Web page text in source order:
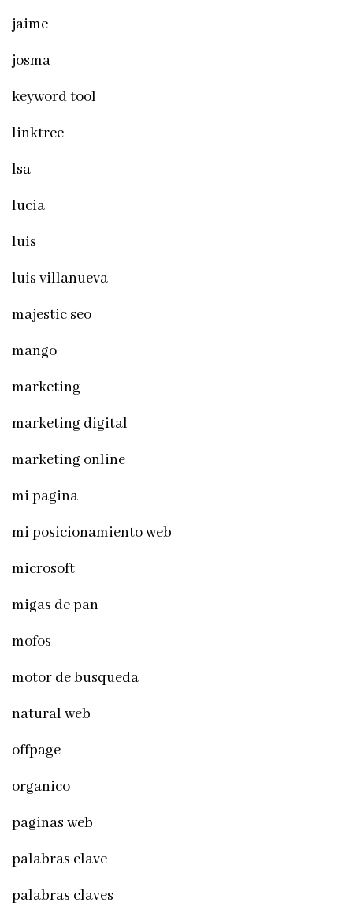
jaime
josma
keyword tool
linktree
lsa
lucia
luis
luis villanueva
majestic seo
mango
marketing
marketing digital
marketing online
mi pagina
mi posicionamiento web
microsoft
migas de pan
mofos
motor de busqueda
natural web
offpage
organico
paginas web
palabras clave
palabras claves